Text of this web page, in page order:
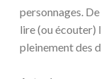
personnages.
lire (ou écouter)
pleinement des